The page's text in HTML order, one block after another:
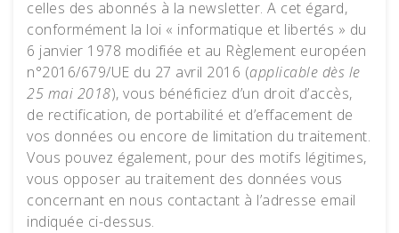
celles des abonnés à la newsletter. A cet égard,
conformément la loi « informatique et libertés » du
6 janvier 1978 modifiée et au Règlement européen
n°2016/679/UE du 27 avril 2016 (applicable dès le
25 mai 2018), vous bénéficiez d’un droit d’accès,
de rectification, de portabilité et d’effacement de
vos données ou encore de limitation du traitement.
Vous pouvez également, pour des motifs légitimes,
vous opposer au traitement des données vous
concernant en nous contactant à l’adresse email
indiquée ci-dessus.